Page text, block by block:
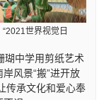
“2021世界视觉日